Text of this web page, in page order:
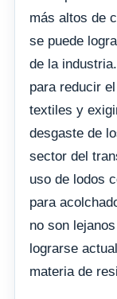
más altos de
se puede
de la
para reducir
textiles y
desgaste de
sector del
uso de lodos
para
no son
lograrse
materia de